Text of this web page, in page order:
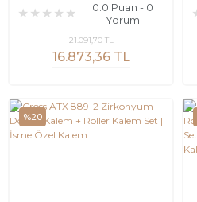
0.0 Puan - 0
Yorum
16.873,36 TL
21.091,70 TL
%20